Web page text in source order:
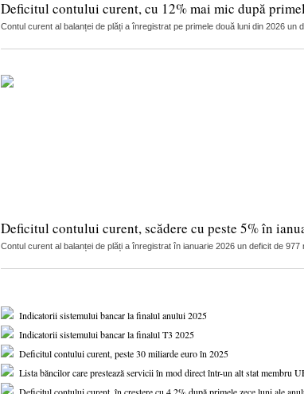
Deficitul contului curent, cu 12% mai mic după
Contul curent al balanței de plăți a înregistrat pe primele două luni din 2026
Deficitul contului curent, scădere cu peste 5% în
Contul curent al balanței de plăți a înregistrat în ianuarie 2026 un deficit de
Indicatorii sistemului bancar la finalul anului 2025
Indicatorii sistemului bancar la finalul T3 2025
Deficitul contului curent, peste 30 miliarde euro în 2025
Lista băncilor care prestează servicii în mod direct într-un alt stat membru